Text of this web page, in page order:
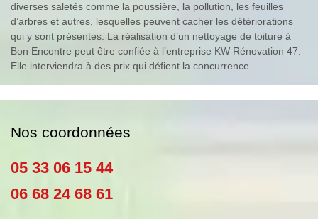
diverses saletés comme la poussière, la pollution, les feuilles
d’arbres et autres, lesquelles peuvent cacher les détériorations
qui y sont présentes. La réalisation d’un nettoyage de toiture à
Bon Encontre peut être confiée à l’entreprise KW Rénovation 47.
Elle interviendra à des prix qui défient la concurrence.
Nos coordonnées
05 33 06 15 44
06 68 24 68 61